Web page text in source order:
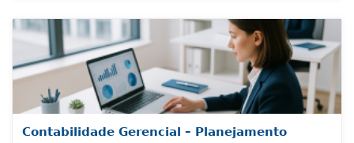
Contabilidade Gerencial – Planejamento